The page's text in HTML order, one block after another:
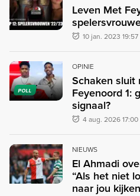
Leven Met
10 jan. 2023 19:57
POLL
OPINIE
Schaken sluit
Feyenoord 1:
signaal?
4 aug. 2026 17:00
NIEUWS
El Ahmadi
“Als het niet
naar jou